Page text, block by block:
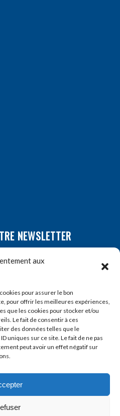
aux
pour assurer le bon
pour offrir les meilleures expériences,
que les cookies pour stocker et/ou
Le fait de consentir à ces
des données telles que le
uniques sur ce site. Le fait de ne pas
peut avoir un effet négatif sur
NEWSLETTER